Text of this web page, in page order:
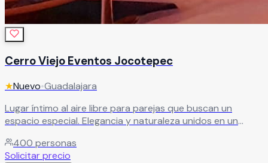
Cerro Viejo Eventos Jocotepec
★Nuevo•Guadalajara
Lugar íntimo al aire libre para parejas que buscan un
espacio especial. Elegancia y naturaleza unidos en un
comprometidos.
400 personas
Solicitar precio